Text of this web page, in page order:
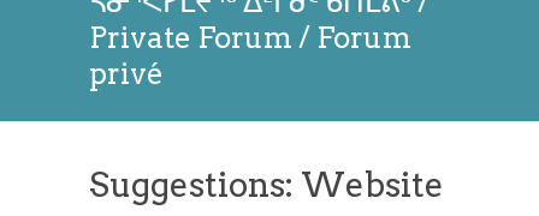
Private Forum / Forum
privé
Suggestions: Website